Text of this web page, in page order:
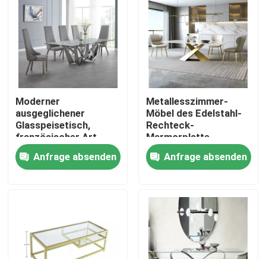
Über uns
Moderner
ausgeglichener
Glasspeisetisch,
französischer Art-
Edelstahl-Speisetisch
Anfrage absenden
Metallesszimmer-
Möbel des Edelstahl-
Rechteck-
Marmorplatte-
Speisetisch-
220*120*75cm
Anfrage absenden